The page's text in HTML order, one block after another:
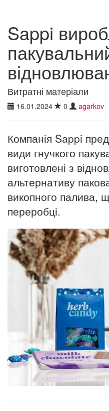
Sappi
Витратні матеріали
16.01.2024 0 agarkov
Компанія Sappi
види гнучкого
виготовлені з
альтернативу
викопного палива,
переробці.